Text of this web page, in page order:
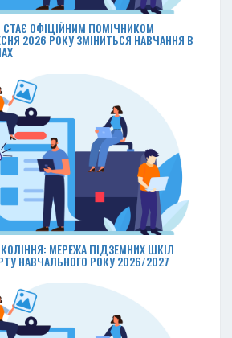
ОФІЦІЙНИМ ПОМІЧНИКОМ
2026 РОКУ ЗМІНИТЬСЯ НАВЧАННЯ В
МЕРЕЖА ПІДЗЕМНИХ ШКІЛ
НАВЧАЛЬНОГО РОКУ 2026/2027